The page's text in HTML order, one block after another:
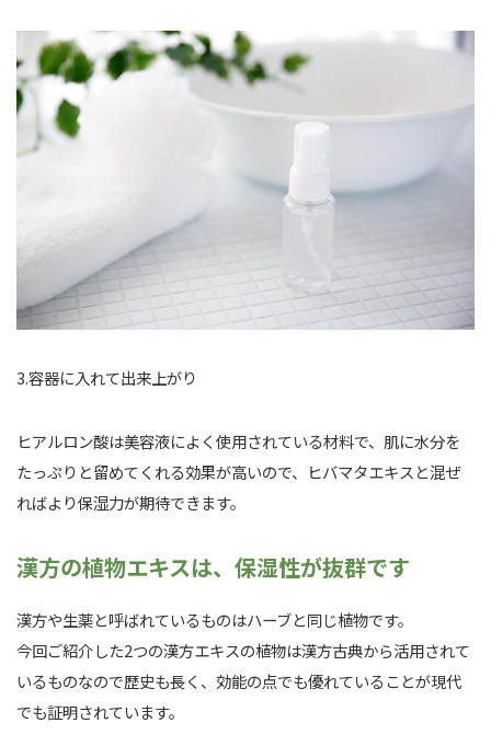
3.容器に入れて出来上がり
ヒアルロン酸は美容液によく使用されている材料で、肌に水分を
たっぷりと留めてくれる効果が高いので、ヒバマタエキスと混ぜ
ればより保湿力が期待できます。
漢方の植物エキスは、保湿性が抜群です
漢方や生薬と呼ばれているものはハーブと同じ植物です。
今回ご紹介した2つの漢方エキスの植物は漢方古典から活用されて
いるものなので歴史も長く、効能の点でも優れていることが現代
でも証明されています。